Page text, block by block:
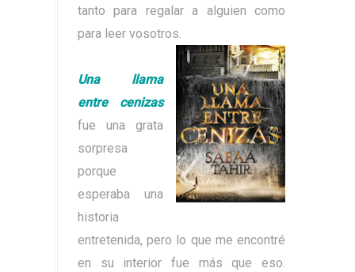
tanto para regalar a alguien como
para leer vosotros.
Una llama
entre cenizas
fue una grata
sorpresa
porque
esperaba una
historia
entretenida, pero lo que me encontré
en su interior fue más que eso.